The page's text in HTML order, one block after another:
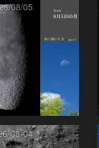
08/05
08-04